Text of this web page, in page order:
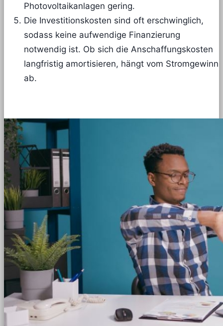
Photovoltaikanlagen gering.
Die Investitionskosten sind oft erschwinglich,
sodass keine aufwendige Finanzierung
notwendig ist. Ob sich die Anschaffungskosten
langfristig amortisieren, hängt vom Stromgewinn
ab.